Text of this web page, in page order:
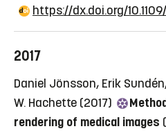
https://dx.doi.org/
2017
Daniel Jönsson, Erik
W. Hachette (2017)
rendering of medical images